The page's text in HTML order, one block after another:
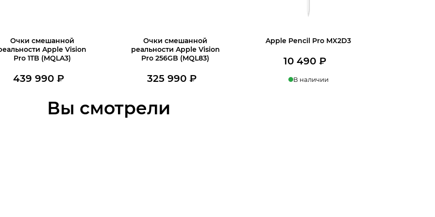
Очки смешанной
Apple Vision
Pro 1TB (MQLA3)
439 990 ₽
Очки смешанной
реальности Apple Vision
Pro 256GB (MQL83)
325 990 ₽
Apple Pencil Pro MX2D3
10 490 ₽
В наличии
Вы смотрели